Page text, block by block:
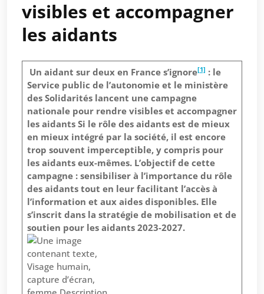
visibles et accompagner
les aidants
Un aidant sur deux en France s’ignore[1] : le
Service public de l’autonomie et le ministère
des Solidarités lancent une campagne
nationale pour rendre visibles et accompagner
les aidants Si le rôle des aidants est de mieux
en mieux intégré par la société, il est encore
trop souvent imperceptible, y compris pour
les aidants eux-mêmes. L’objectif de cette
campagne : sensibiliser à l’importance du rôle
des aidants tout en leur facilitant l’accès à
l’information et aux aides disponibles. Elle
s’inscrit dans la stratégie de mobilisation et de
soutien pour les aidants 2023-2027.